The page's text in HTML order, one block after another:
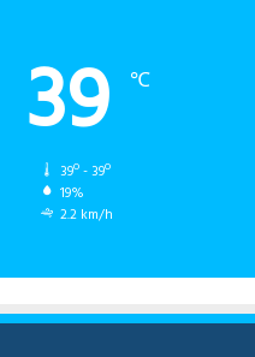
39 ℃
39º - 39º
19%
2.2 km/h